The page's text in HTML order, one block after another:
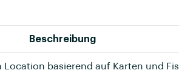
Beschreibung
basierend auf Karten und